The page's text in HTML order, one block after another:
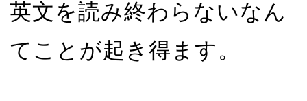
英文を読み終わらないなん
てことが起き得ます。